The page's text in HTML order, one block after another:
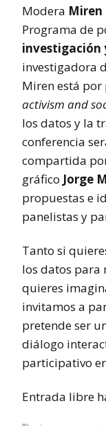
Modera Miren
Programa de
investigación
investigadora
Miren está
activism and
los datos y la
conferencia
compartida
gráfico Jorge
propuestas e
panelistas y
Tanto si
los datos para
quieres
invitamos a
pretende ser
diálogo
participativo
Entrada libre